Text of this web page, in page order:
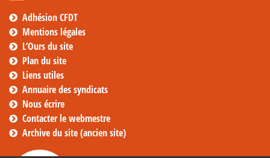
Adhésion CFDT
Mentions légales
L’Ours du site
Plan du site
Liens utiles
Annuaire des syndicats
Nous écrire
Contacter le webmestre
Archive du site (ancien site)